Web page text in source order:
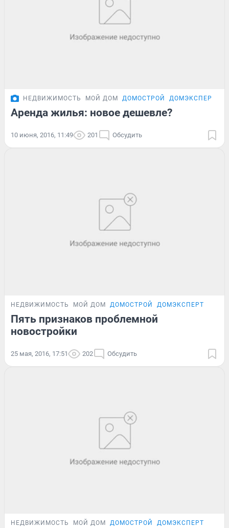
НЕДВИЖИМОСТЬ МОЙ ДОМ ДОМОСТРОЙ ДОМЭКСПЕРТ
Аренда жилья: новое дешевле?
10 июня, 2016, 11:49 201 Обсудить
НЕДВИЖИМОСТЬ МОЙ ДОМ ДОМОСТРОЙ ДОМЭКСПЕРТ
Пять признаков проблемной
новостройки
25 мая, 2016, 17:51 202 Обсудить
НЕДВИЖИМОСТЬ МОЙ ДОМ ДОМОСТРОЙ ДОМЭКСПЕРТ